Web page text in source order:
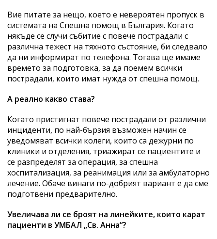
Вие питате за нещо, което е невероятен пропуск в
системата на Спешна помощ в България. Когато
някъде се случи събитие с повече пострадали с
различна тежест на тяхното състояние, би следвало
да ни информират по телефона. Тогава ще имаме
времето за подготовка, за да поемем всички
пострадали, които имат нужда от спешна помощ.
А реално какво става?
Когато пристигнат повече пострадали от различни
инциденти, по най-бързия възможен начин се
уведомяват всички колеги, които са дежурни по
клиники и отделения, триажират се пациентите и
се разпределят за операция, за спешна
хоспитализация, за реанимация или за амбулаторно
лечение. Обаче винаги по-добрият вариант е да сме
подготвени предварително.
Увеличава ли се броят на линейките, които карат
пациенти в УМБАЛ „Св. Анна“?